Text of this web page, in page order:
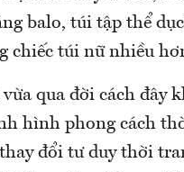
balo, túi tập thể
chiếc túi nữ nhiều
qua đời cách đây
hình phong cách
đổi tư duy thời